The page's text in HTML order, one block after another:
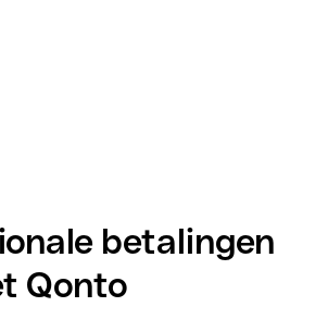
betalingen
Qonto